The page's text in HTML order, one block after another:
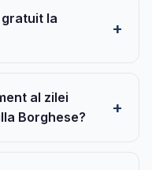
la
al zilei
Borghese?